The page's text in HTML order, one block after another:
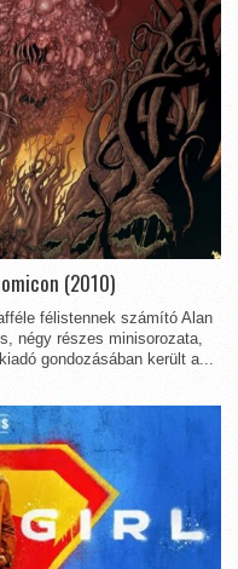
(2010)
félistennek számító Alan
négy részes minisorozata,
gondozásában került a...